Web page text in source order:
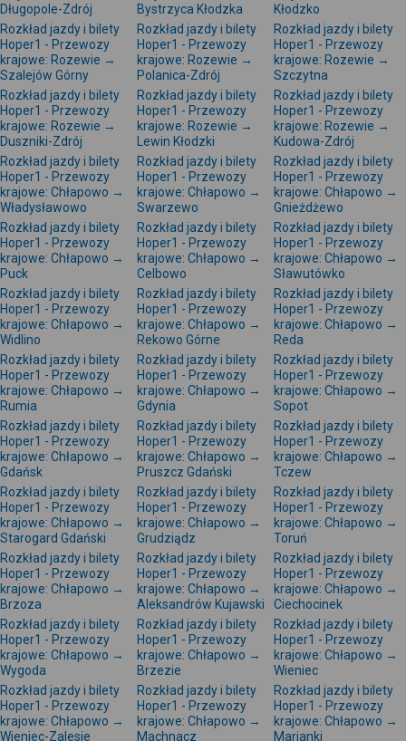
Długopole-Zdrój
Bystrzyca Kłodzka
Kłodzko
Rozkład jazdy i bilety
Hoper1 - Przewozy
krajowe: Rozewie →
Szalejów Górny
Rozkład jazdy i bilety
Hoper1 - Przewozy
krajowe: Rozewie →
Polanica-Zdrój
Rozkład jazdy i bilety
Hoper1 - Przewozy
krajowe: Rozewie →
Szczytna
Rozkład jazdy i bilety
Hoper1 - Przewozy
krajowe: Rozewie →
Duszniki-Zdrój
Rozkład jazdy i bilety
Hoper1 - Przewozy
krajowe: Rozewie →
Lewin Kłodzki
Rozkład jazdy i bilety
Hoper1 - Przewozy
krajowe: Rozewie →
Kudowa-Zdrój
Rozkład jazdy i bilety
Hoper1 - Przewozy
krajowe: Chłapowo →
Władysławowo
Rozkład jazdy i bilety
Hoper1 - Przewozy
krajowe: Chłapowo →
Swarzewo
Rozkład jazdy i bilety
Hoper1 - Przewozy
krajowe: Chłapowo →
Gnieżdżewo
Rozkład jazdy i bilety
Hoper1 - Przewozy
krajowe: Chłapowo →
Puck
Rozkład jazdy i bilety
Hoper1 - Przewozy
krajowe: Chłapowo →
Celbowo
Rozkład jazdy i bilety
Hoper1 - Przewozy
krajowe: Chłapowo →
Sławutówko
Rozkład jazdy i bilety
Hoper1 - Przewozy
krajowe: Chłapowo →
Widlino
Rozkład jazdy i bilety
Hoper1 - Przewozy
krajowe: Chłapowo →
Rekowo Górne
Rozkład jazdy i bilety
Hoper1 - Przewozy
krajowe: Chłapowo →
Reda
Rozkład jazdy i bilety
Hoper1 - Przewozy
krajowe: Chłapowo →
Rumia
Rozkład jazdy i bilety
Hoper1 - Przewozy
krajowe: Chłapowo →
Gdynia
Rozkład jazdy i bilety
Hoper1 - Przewozy
krajowe: Chłapowo →
Sopot
Rozkład jazdy i bilety
Hoper1 - Przewozy
krajowe: Chłapowo →
Gdańsk
Rozkład jazdy i bilety
Hoper1 - Przewozy
krajowe: Chłapowo →
Pruszcz Gdański
Rozkład jazdy i bilety
Hoper1 - Przewozy
krajowe: Chłapowo →
Tczew
Rozkład jazdy i bilety
Hoper1 - Przewozy
krajowe: Chłapowo →
Starogard Gdański
Rozkład jazdy i bilety
Hoper1 - Przewozy
krajowe: Chłapowo →
Grudziądz
Rozkład jazdy i bilety
Hoper1 - Przewozy
krajowe: Chłapowo →
Toruń
Rozkład jazdy i bilety
Hoper1 - Przewozy
krajowe: Chłapowo →
Brzoza
Rozkład jazdy i bilety
Hoper1 - Przewozy
krajowe: Chłapowo →
Aleksandrów Kujawski
Rozkład jazdy i bilety
Hoper1 - Przewozy
krajowe: Chłapowo →
Ciechocinek
Rozkład jazdy i bilety
Hoper1 - Przewozy
krajowe: Chłapowo →
Wygoda
Rozkład jazdy i bilety
Hoper1 - Przewozy
krajowe: Chłapowo →
Brzezie
Rozkład jazdy i bilety
Hoper1 - Przewozy
krajowe: Chłapowo →
Wieniec
Rozkład jazdy i bilety
Hoper1 - Przewozy
krajowe: Chłapowo →
Wieniec-Zalesie
Rozkład jazdy i bilety
Hoper1 - Przewozy
krajowe: Chłapowo →
Machnacz
Rozkład jazdy i bilety
Hoper1 - Przewozy
krajowe: Chłapowo →
Marianki